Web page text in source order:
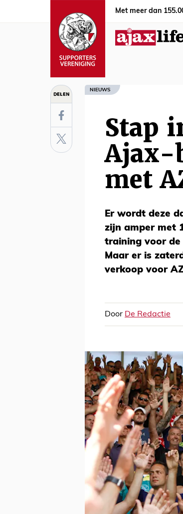
Met meer dan
DELEN NIEUWS
Stap
Ajax-
met
Er wordt deze
zijn amper met
training voor
Maar er is
verkoop voor
Door De Redactie